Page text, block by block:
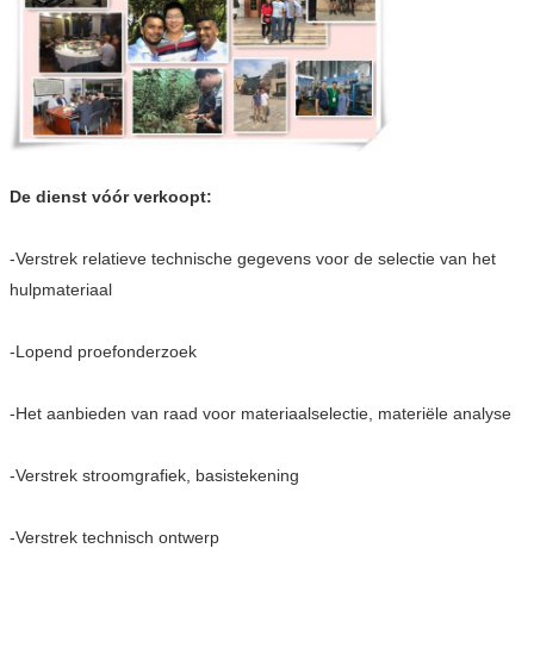
De dienst vóór verkoopt:
-Verstrek relatieve technische gegevens voor de selectie van het
hulpmateriaal
-Lopend proefonderzoek
-Het aanbieden van raad voor materiaalselectie, materiële analyse
-Verstrek stroomgrafiek, basistekening
-Verstrek technisch ontwerp